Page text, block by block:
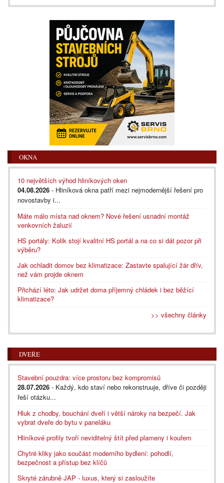
OKNA
10 největších výhod hliníkových oken
04.08.2026 - Hliníková okna patří mezi nejmodernější řešení pro
novostavby i...
Máte málo místa nad oknem? Nové řešení usnadní montáž
venkovních žaluzií
HS portály: Kolik stojí kvalitní HS portál a na co si dát pozor při
výběru?
Jak ochladit domov bez klimatizace: Zastavte spalující žár dřív,
než vám projde oknem
Přichází léto: Jak udržet doma příjemný chládek i bez běžící
klimatizace?
>> všechny články
DVEŘE
Stavební pouzdra: více prostoru bez kompromisů
28.07.2026 - Každý, kdo staví nebo rekonstruuje, dříve či později
řeší otázku...
Hluk z chodby, bouchání dveří i větší nároky na bezpečí. Jak
vybrat dveře do bytu v paneláku
Hliníkové profily tvoří neviditelný štít před plameny i kouřem
Chytré kliky jako součást moderního bydlení: pohodlí,
bezpečnost a přístup bez klíčů
Skryté zárubně JAP - luxus, který si zasloužíte